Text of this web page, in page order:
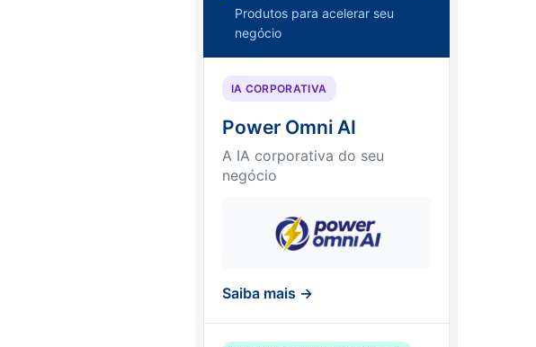
Produtos para acelerar seu
negócio
IA CORPORATIVA
Power Omni AI
A IA corporativa do seu
negócio
Saiba mais →